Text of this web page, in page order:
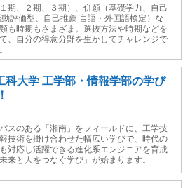
期、２期、３期）、併願（基礎学力、自己
評価型、自己推薦 言語・外国語検定）な
も時期もさまざま。選抜方法や時期などを
、自分の得意分野を生かしてチャレンジで
科大学 工学部・情報学部の学び
スのある「湘南」をフィールドに、工学技
技術を掛け合わせた幅広い学びで、時代の
対応し活躍できる進化系エンジニアを育成
来と人をつなぐ学び」が始まります。